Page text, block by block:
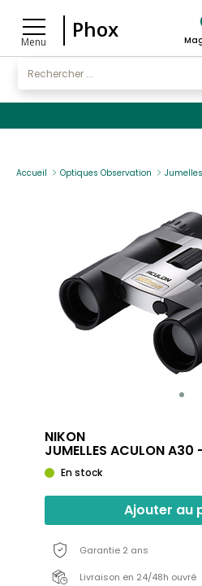
Menu
Phox
Accueil Optiques Observation Jumelles
NIKON
JUMELLES ACULON A30
En stock
Ajouter au
Garantie 2 ans
Livraison en 24/48h ouvré